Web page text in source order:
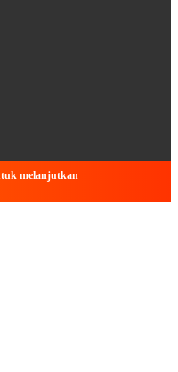
melanjutkan